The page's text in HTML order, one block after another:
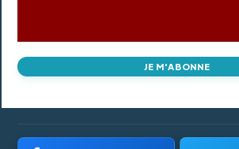
JE M'ABONNE